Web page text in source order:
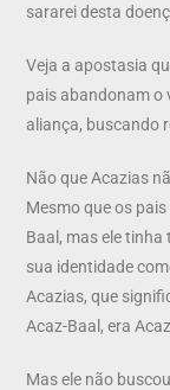
sararei desta
Veja a apostasia
pais abandonam o
aliança, buscando
Não que Acazias
Mesmo que os
Baal, mas ele tinha
sua identidade
Acazias, que
Acaz-Baal, era
Mas ele não